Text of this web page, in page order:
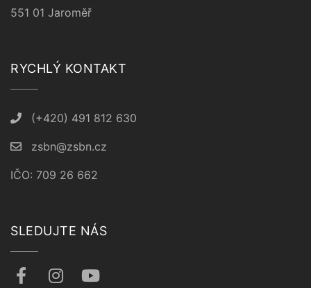
551 01 Jaroměř
RYCHLÝ KONTAKT
(+420) 491 812 630
zsbn@zsbn.cz
IČO: 709 26 662
SLEDUJTE NÁS